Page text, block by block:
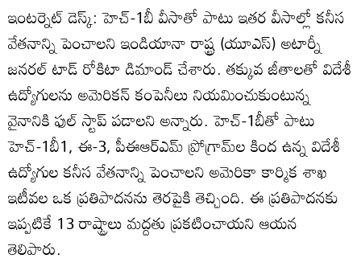
ఇంటర్నెట్ డెస్క్: హెచ్-1బీ వీసాతో పాటు ఇతర వీసాల్లో కనీస
వేతనాన్ని పెంచాలని ఇండియానా రాష్ట్ర (యూఎస్) అటార్నీ
జనరల్ టాడ్ రోకిటా డిమాండ్ చేశారు. తక్కువ జీతాలతో విదేశీ
ఉద్యోగులను అమెరికన్ కంపెనీలు నియమించుకుంటున్న
వైనానికి ఫుల్ స్టాప్ పడాలని అన్నారు. హెచ్-1బీతో పాటు
హెచ్-1బీ1, ఈ-3, పీఈఆర్‌ఎమ్ ప్రోగ్రామ్‌ల కింద ఉన్న విదేశీ
ఉద్యోగుల కనీస వేతనాన్ని పెంచాలని అమెరికా కార్మిక శాఖ
ఇటీవల ఒక ప్రతిపాదనను తెరపైకి తెచ్చింది. ఈ ప్రతిపాదనకు
ఇప్పటికే 13 రాష్ట్రాలు మద్దతు ప్రకటించాయని ఆయన
తెలిపారు.